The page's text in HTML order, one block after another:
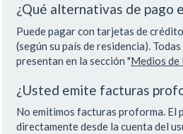
¿Qué alternativas de pago
Puede pagar con tarjetas de
(según su país de residencia).
presentan en la sección "Medios de
¿Usted emite facturas
No emitimos facturas proforma. El
directamente desde la cuenta del